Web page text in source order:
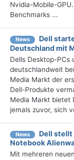
Nvidia-Mobile-
Benchmarks ...
News
Dell
Deutschland mit
Dells Desktop-PCs
deutschlandweit
Media Markt der
Dell-Produkte
Media Markt bietet
jemals zuvor, sich
News
Dell
Notebook
Mit mehreren